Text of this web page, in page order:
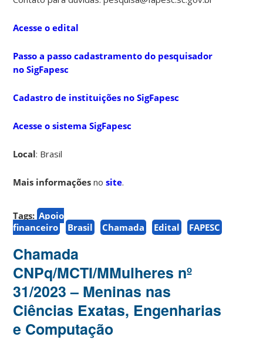
Acesse o edital
Passo a passo cadastramento do pesquisador
no SigFapesc
Cadastro de instituições no SigFapesc
Acesse o sistema SigFapesc
Local: Brasil
Mais informações nosite.
Tags: Apoio
financeiro
Brasil Chamada Edital FAPESC
Chamada
CNPq/MCTI/MMulheres nº
31/2023 – Meninas nas
Ciências Exatas, Engenharias
e Computação